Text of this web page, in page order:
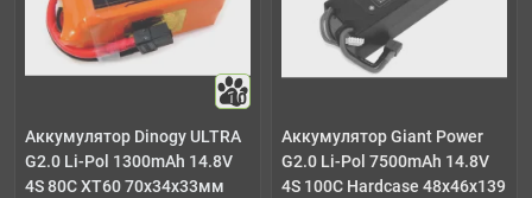
10
Аккумулятор Dinogy ULTRA
G2.0 Li-Pol 1300mAh 14.8V
4S 80C XT60 70x34x33мм
Аккумулятор Giant Power
G2.0 Li-Pol 7500mAh 14.8V
4S 100C Hardcase 48x46x139